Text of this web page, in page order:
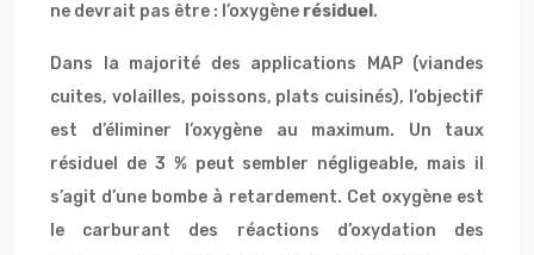
ne devrait pas être : l’oxygène résiduel .
Dans la majorité des applications MAP (viandes
cuites, volailles, poissons, plats cuisinés), l’objectif
est d’éliminer l’oxygène au maximum. Un taux
résiduel de 3 % peut sembler négligeable, mais il
s’agit d’une bombe à retardement. Cet oxygène est
le carburant des réactions d’oxydation des